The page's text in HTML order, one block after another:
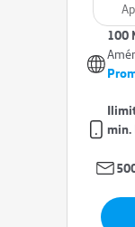
100
min.